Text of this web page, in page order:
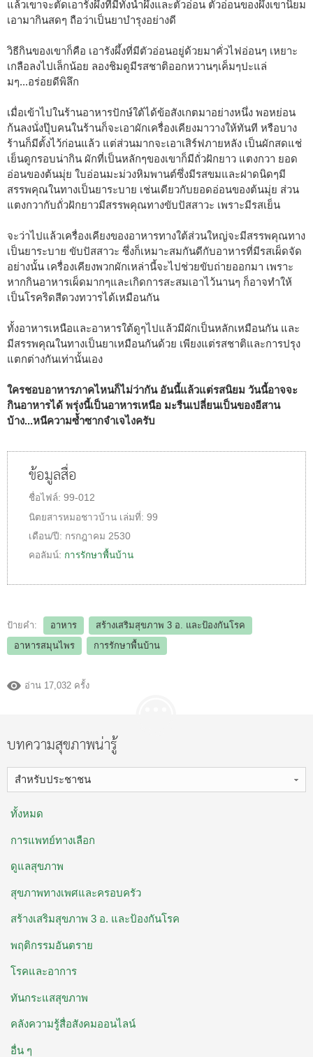
แล้วเขาจะตัดเอารังผึ้งที่มีทั้งน้ำผึ้งและตัวอ่อน ตัวอ่อนของผึ้งเขานิยม
เอามากินสดๆ ถือว่าเป็นยาบำรุงอย่างดี
วิธีกินของเขาก็คือ เอารังผึ้งที่มีตัวอ่อนอยู่ด้วยมาคั่วไฟอ่อนๆ เหยาะ
เกลือลงไปเล็กน้อย ลองชิมดูมีรสชาติออกหวานๆเค็มๆปะแล่
มๆ...อร่อยดีพิลึก
เมื่อเข้าไปในร้านอาหารปักษ์ใต้ได้ข้อสังเกตมาอย่างหนึ่ง พอหย่อน
ก้นลงนั่งปุ๊บคนในร้านก็จะเอาผักเครื่องเคียงมาวางให้ทันที หรือบาง
ร้านก็มีตั้งไว้ก่อนแล้ว แต่ส่วนมากจะเอาเสิร์ฟภายหลัง เป็นผักสดแช่
เย็นดูกรอบน่ากิน ผักที่เป็นหลักๆของเขาก็มีถั่วฝักยาว แตงกวา ยอด
อ่อนของต้นมุ่ย ใบอ่อนมะม่วงหิมพานต์ซึ่งมีรสขมและฝาดนิดๆมี
สรรพคุณในทางเป็นยาระบาย เช่นเดียวกับยอดอ่อนของต้นมุ่ย ส่วน
แตงกวากับถั่วฝักยาวมีสรรพคุณทางขับปัสสาวะ เพราะมีรสเย็น
จะว่าไปแล้วเครื่องเคียงของอาหารทางใต้ส่วนใหญ่จะมีสรรพคุณทาง
เป็นยาระบาย ขับปัสสาวะ ซึ่งก็เหมาะสมกันดีกับอาหารที่มีรสเผ็ดจัด
อย่างนั้น เครื่องเคียงพวกผักเหล่านี้จะไปช่วยขับถ่ายออกมา เพราะ
หากกินอาหารเผ็ดมากๆและเกิดการสะสมเอาไว้นานๆ ก็อาจทำให้
เป็นโรคริดสีดวงทวารได้เหมือนกัน
ทั้งอาหารเหนือและอาหารใต้ดูๆไปแล้วมีผักเป็นหลักเหมือนกัน และ
มีสรรพคุณในทางเป็นยาเหมือนกันด้วย เพียงแต่รสชาติและการปรุง
แตกต่างกันเท่านั้นเอง
ใครชอบอาหารภาคไหนก็ไม่ว่ากัน อันนี้แล้วแต่รสนิยม วันนี้อาจจะ
กินอาหารได้ พรุ่งนี้เป็นอาหารเหนือ มะรืนเปลี่ยนเป็นของอีสาน
บ้าง...หนีความซ้ำซากจำเจไงครับ
ข้อมูลสื่อ
ชื่อไฟล์: 99-012
นิตยสารหมอชาวบ้าน เล่มที่: 99
เดือน/ปี: กรกฎาคม 2530
คอลัมน์: การรักษาพื้นบ้าน
ป้ายคำ: อาหาร
สร้างเสริมสุขภาพ 3 อ.​ และป้องกันโรค
อาหารสมุนไพร
การรักษาพื้นบ้าน
อ่าน 17,032 ครั้ง
บทความสุขภาพน่ารู้
สำหรับประชาชน
ทั้งหมด
การแพทย์ทางเลือก
ดูแลสุขภาพ
สุขภาพทางเพศและครอบครัว
สร้างเสริมสุขภาพ 3 อ. ​และป้องกันโรค
พฤติกรรมอันตราย
โรคและอาการ
ทันกระแสสุขภาพ
คลังความรู้สื่อสังคมออนไลน์
อื่น ๆ